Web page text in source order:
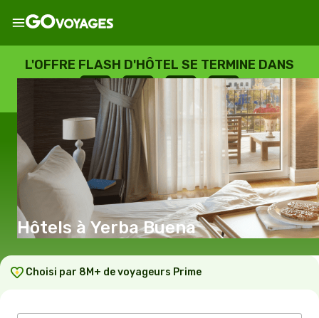
L'OFFRE FLASH D'HÔTEL SE TERMINE DANS
--
JOURS
: --
HEURES
: --
SECONDES
Hôtels à Yerba Buena
Choisi par 8M+ de voyageurs Prime